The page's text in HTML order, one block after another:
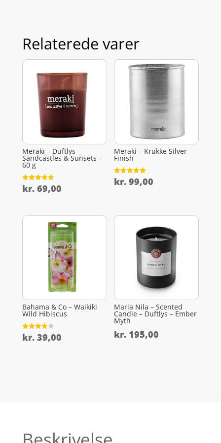
Relaterede varer
Meraki – Duftlys
Sandcastles & Sunsets –
60 g
Vurderet
4.7
kr.69,00
Meraki – Krukke Silver
Finish
Vurderet
4.9
kr. 99,00
Bahama & Co – Waikiki
Wild Hibiscus
Vurderet
3.9
kr.39,00
Maria Nila – Scented
Candle – Duftlys – Ember
Myth
kr. 195,00